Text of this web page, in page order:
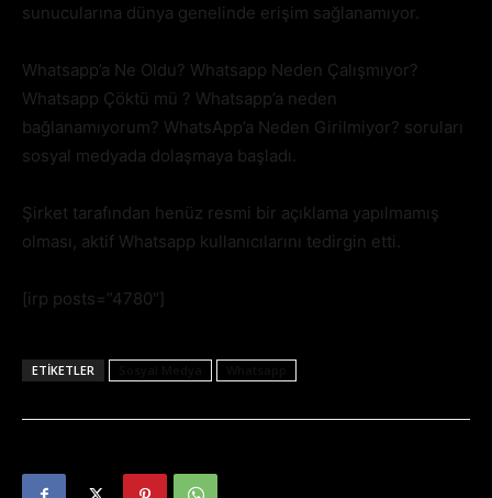
sunucularına dünya genelinde erişim sağlanamıyor.
Whatsapp’a Ne Oldu? Whatsapp Neden Çalışmıyor?
Whatsapp Çöktü mü ? Whatsapp’a neden
bağlanamıyorum? WhatsApp’a Neden Girilmiyor? soruları
sosyal medyada dolaşmaya başladı.
Şirket tarafından henüz resmi bir açıklama yapılmamış
olması, aktif Whatsapp kullanıcılarını tedirgin etti.
[irp posts=”4780″]
ETIKETLER